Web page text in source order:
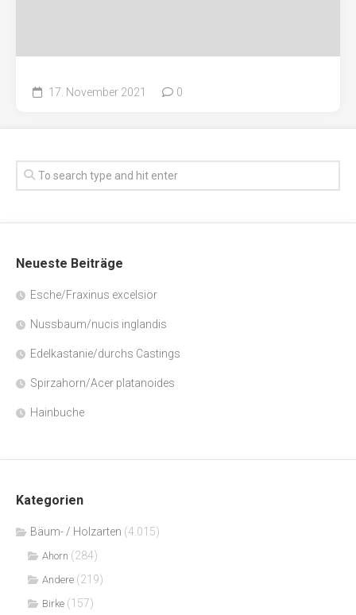
17. November 2021 0
Neueste Beiträge
Esche/Fraxinus excelsior
Nussbaum/nucis inglandis
Edelkastanie/durchs Castings
Spirzahorn/Acer platanoides
Hainbuche
Kategorien
Bäum- / Holzarten (4.015)
Ahorn (284)
Andere (219)
Birke (157)